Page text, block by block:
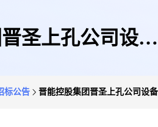
圣上孔公司设备
标公告 晋能控股集团晋圣上孔公司设